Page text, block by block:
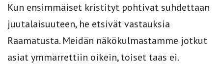
Kun ensimmäiset kristityt pohtivat suhdettaan
juutalaisuuteen, he etsivät vastauksia
Raamatusta. Meidän näkökulmastamme jotkut
asiat ymmärrettiin oikein, toiset taas ei.